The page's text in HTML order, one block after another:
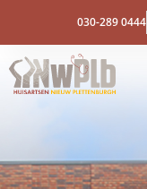
030-289 0444